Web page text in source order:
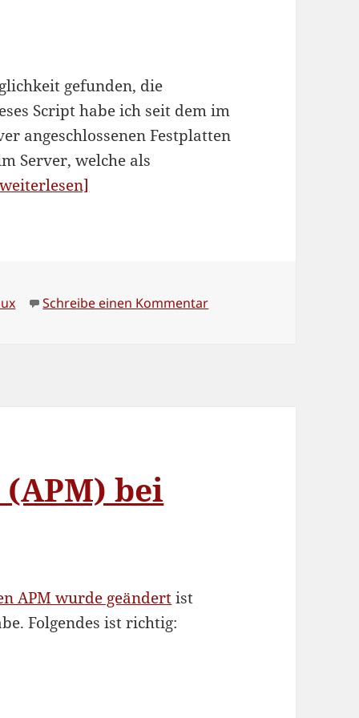
gefunden, die
Script habe ich seit dem im
angeschlossenen Festplatten
Server, welche als
neue
Schreibe einen Kommentarzu Dateisystem-
bei
APM wurde geändertist
Folgendes ist richtig: